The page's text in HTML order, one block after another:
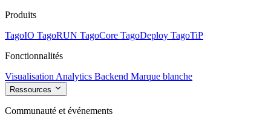
Produits
TagoIO TagoRUN TagoCore TagoDeploy TagoTiP
Fonctionnalités
Visualisation Analytics Backend Marque blanche
Ressources
Communauté et événements